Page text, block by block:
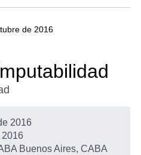
de 2016
2016
2016
Buenos Aires, CABA